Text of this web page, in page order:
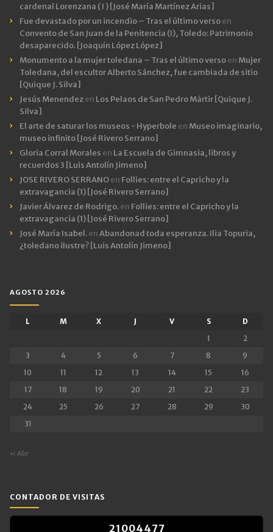
cardenal Lorenzana ( I ) [José María Martínez Arias]
Fue devastado por un incendio – Tras el último versoen
Convento de San Juan de la Penitencia (I), Toledo: Patrimonio
desaparecido. [Joaquín López López]
Monumento a la mujer toledana – Tras el último versoen Mujer
Toledana, del escultor Alberto Sánchez, fue cambiada de sitio
[Quique J. Silva]
Jesús Menendezen Los Pelaos de San Pedro Mártir [Quique J.
Silva]
El arte de saturar los museos - Hyperbole en Museo imaginario,
museo infinito [José Rivero Serrano]
Gloria Corral Morales en La Escuela de Gimnasia, libros y
recuerdos 3 [Luis Antolín Jimeno]
JOSE RIVERO SERRANOen Follies: entre el Capricho y la
extravagancia (1) [José Rivero Serrano]
Javier Álvarez de Rodrigo.en Follies: entre el Capricho y la
extravagancia (1) [José Rivero Serrano]
José María Isabel.enAbandonad toda esperanza. Ilia Topuria,
¿toledano ilustre? [Luis Antolín Jimeno]
AGOSTO 2026
L M X J V S
D
1
2
3
4 5 6 7 8
9
10
11 12 13 14 15
16
17
18 19 20 21 22
23
24
25 26 27 28 29
30
31
« Abr
CONTADOR DE VISITAS
21 004477